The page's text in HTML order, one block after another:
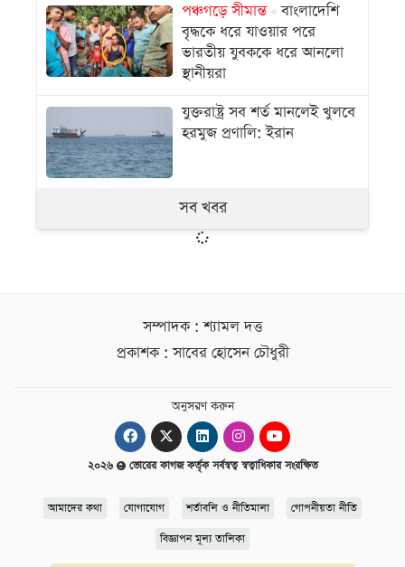
পঞ্চগড়ে সীমান্ত
বাংলাদেশি
বৃদ্ধকে ধরে যাওয়ার পরে
ভারতীয় যুবককে ধরে আনলো
স্থানীয়রা
যুক্তরাষ্ট্র সব শর্ত মানলেই খুলবে
হরমুজ প্রণালি: ইরান
সব খবর
সম্পাদক : শ্যামল দত্ত
প্রকাশক : সাবের হোসেন চৌধুরী
অনুসরণ করুন
২০২৬ ভোরের কাগজ কর্তৃক সর্বস্বত্ব স্বত্বাধিকার সংরক্ষিত
আমাদের কথা যোগাযোগ শর্তাবলি ও নীতিমালা গোপনীয়তা নীতি
বিজ্ঞাপন মূল্য তালিকা